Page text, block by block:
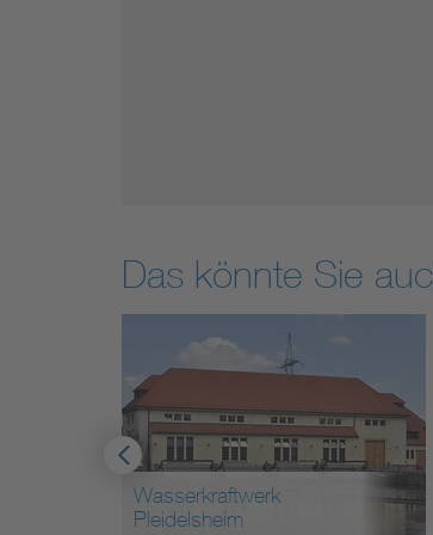
Das könnte Sie
Wasserkraftwerk
Pleidelsheim